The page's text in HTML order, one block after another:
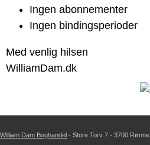
Ingen abonnementer
Ingen bindingsperioder
Med venlig hilsen
WilliamDam.dk
William Dam Boghandel - Store Torv 7 - 3700 Rønne